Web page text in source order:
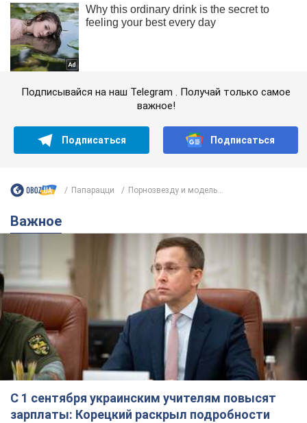
Подписывайся на наш Telegram . Получай только самое
важное!
Подписаться Подписаться
Папарацци Порнозвезду и модель...
Важное
С 1 сентября украинским учителям повысят
зарплаты: Корецкий раскрыл подробности